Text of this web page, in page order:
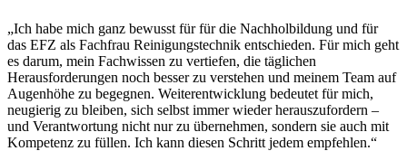
„Ich habe mich ganz bewusst für für die Nachholbildung und für
das EFZ als Fachfrau Reinigungstechnik entschieden. Für mich geht
es darum, mein Fachwissen zu vertiefen, die täglichen
Herausforderungen noch besser zu verstehen und meinem Team auf
Augenhöhe zu begegnen. Weiterentwicklung bedeutet für mich,
neugierig zu bleiben, sich selbst immer wieder herauszufordern –
und Verantwortung nicht nur zu übernehmen, sondern sie auch mit
Kompetenz zu füllen. Ich kann diesen Schritt jedem empfehlen.“